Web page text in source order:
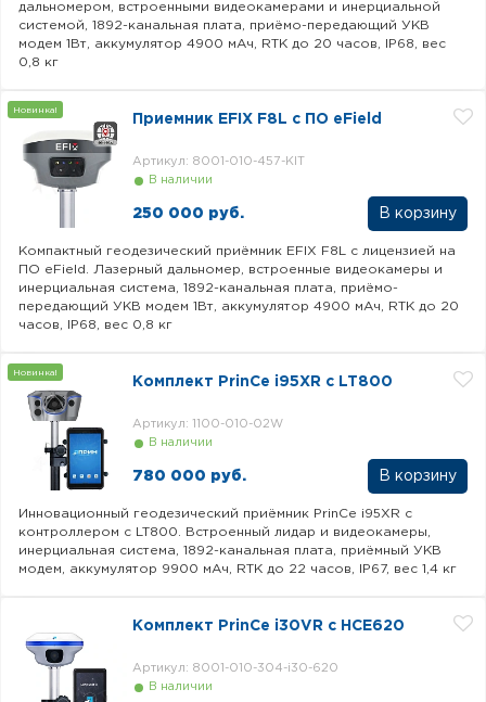
дальномером, встроенными видеокамерами и инерциальной
системой, 1892-канальная плата, приёмо-передающий УКВ
модем 1Вт, аккумулятор 4900 мАч, RTK до 20 часов, IP68, вес
0,8 кг
Новинка!
Приемник EFIX F8L с ПО eField
В наличии
Артикул: 8001-010-457-KIT
250 000 руб.
Компактный геодезический приёмник EFIX F8L с лицензией на
ПО eField. Лазерный дальномер, встроенные видеокамеры и
инерциальная система, 1892-канальная плата, приёмо-
передающий УКВ модем 1Вт, аккумулятор 4900 мАч, RTK до 20
часов, IP68, вес 0,8 кг
Новинка!
Комплект PrinCe i95XR c LT800
В наличии
Артикул: 1100-010-02W
780 000 руб.
Инновационный геодезический приёмник PrinCe i95XR с
контроллером c LT800. Встроенный лидар и видеокамеры,
инерциальная система, 1892-канальная плата, приёмный УКВ
модем, аккумулятор 9900 мАч, RTK до 22 часов, IP67, вес 1,4 кг
Комплект PrinCe i30VR c HCE620
В наличии
Артикул: 8001-010-304-i30-620